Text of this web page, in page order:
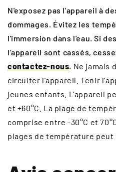
N'exposez pas l'appareil à
dommages. Évitez les
l'immersion dans l'eau. Si
l'appareil sont cassés,
contactez-nous Ne jamais
circuiter l'appareil. Tenir
jeunes enfants. L'appareil
et +60°C. La plage de
comprise entre -30°C et
plages de température peut